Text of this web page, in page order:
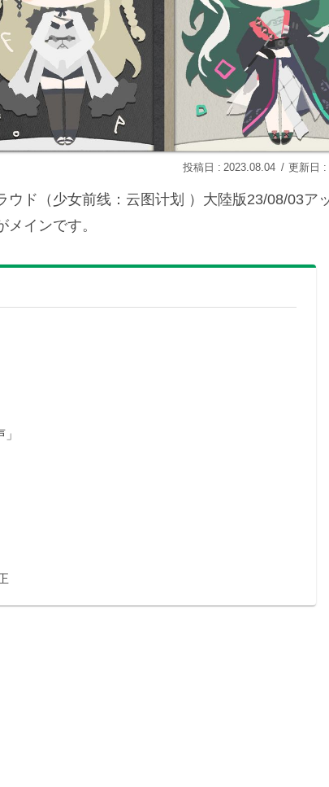
2023.08.04
ウド（少女前线：云图计划 ）大陸版23/08/03ア
インです。